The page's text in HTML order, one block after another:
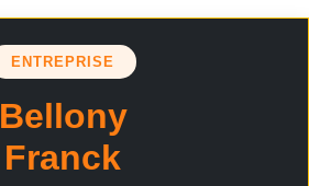
ENTREPRISE
Bellony
Franck